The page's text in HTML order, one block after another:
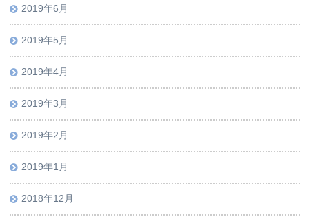
2019年6月
2019年5月
2019年4月
2019年3月
2019年2月
2019年1月
2018年12月